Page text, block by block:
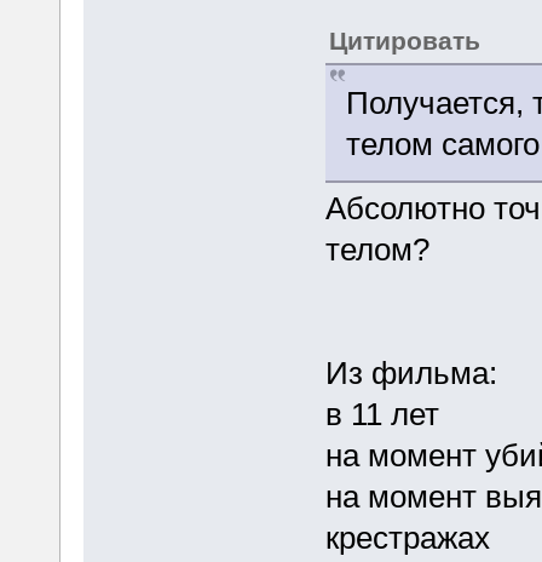
Цитировать
телом
Абсолютно
телом?
Из фильма:
в 11 лет
на момент
на момент
крестражах